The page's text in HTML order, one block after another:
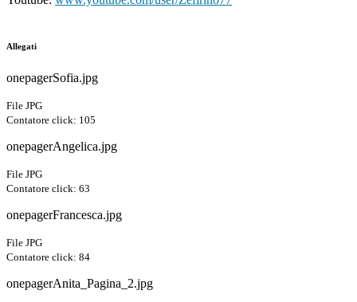
Allegati
onepagerSofia.jpg
File JPG
Contatore click: 105
onepagerAngelica.jpg
File JPG
Contatore click: 63
onepagerFrancesca.jpg
File JPG
Contatore click: 84
onepagerAnita_Pagina_2.jpg